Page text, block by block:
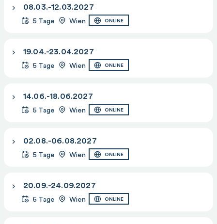
08.03.-12.03.2027
5 Tage Wien ONLINE
19.04.-23.04.2027
5 Tage Wien ONLINE
14.06.-18.06.2027
5 Tage Wien ONLINE
02.08.-06.08.2027
5 Tage Wien ONLINE
20.09.-24.09.2027
5 Tage Wien ONLINE